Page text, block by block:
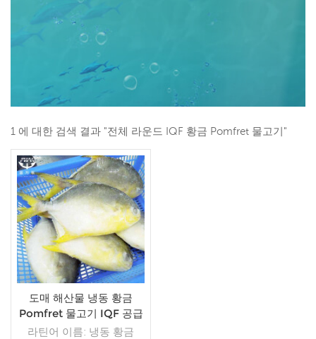
1 에 대한 검색 결과 "전체 라운드 IQF 황금 Pomfret 물고기"
도매 해산물 냉동 황금
Pomfret 물고기 IQF 공급
업체
라틴어 이름: 냉동 황금